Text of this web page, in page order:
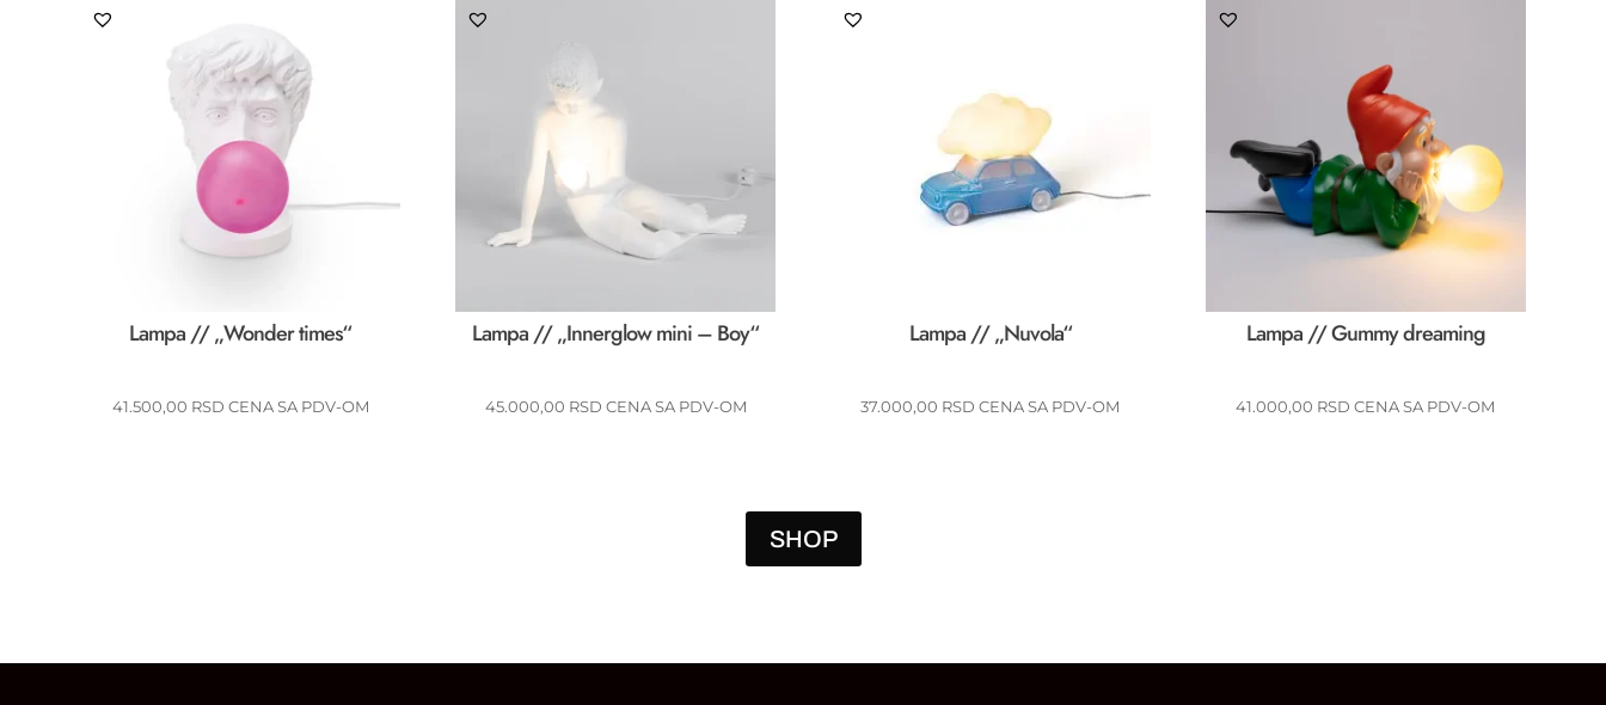
Lampa // „Wonder times“
41.500,00 RSD CENA SA PDV-OM
Lampa // „Innerglow mini – Boy“
45.000,00 RSD CENA SA PDV-OM
Lampa // „Nuvola“
37.000,00 RSD CENA SA PDV-OM
Lampa // Gummy dreaming
41.000,00 RSD CENA SA PDV-OM
SHOP